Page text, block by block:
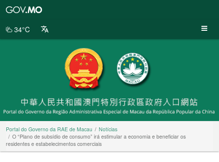
da
34°C
Portal do Governo da RAE de Macau
Notícias
O “Plano de subsídio de consumo” irá estimular a economia e beneficiar os
residentes e estabelecimentos comerciais